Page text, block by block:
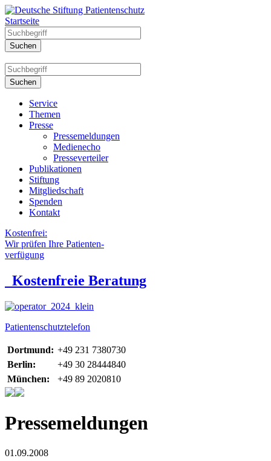
Startseite
Service
Themen
Presse
Pressemeldungen
Medienecho
Presseverteiler
Publikationen
Stiftung
Mitgliedschaft
Spenden
Kontakt
Kostenfrei:
Wir prüfen Ihre Patienten-
verfügung
Kostenfreie Beratung
Patientenschutztelefon
Dortmund: +49 231 7380730
Berlin:
+49 30 28444840
München:
+49 89 2020810
Pressemeldungen
01.09.2008